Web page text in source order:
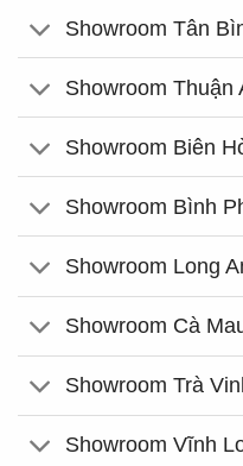
Showroom Tân
Showroom
Showroom Biên
Showroom Bình
Showroom Long
Showroom Cà
Showroom Trà
Showroom Vĩnh